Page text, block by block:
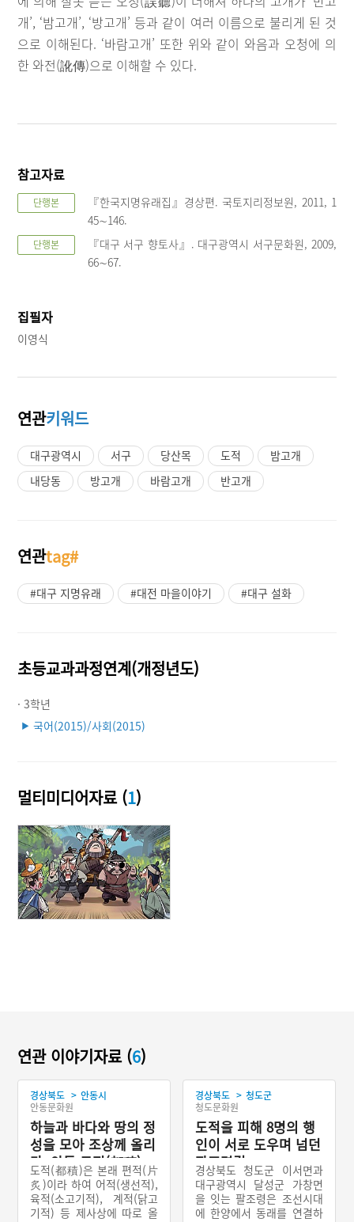
개’, ‘밤고개’, ‘방고개’ 등과 같이 여러 이름으로 불리게 된 것
으로 이해된다. ‘바람고개’ 또한 위와 같이 와음과 오청에 의
한 와전(訛傳)으로 이해할 수 있다.
참고자료
단행본
『한국지명유래집』경상편. 국토지리정보원, 2011, 1
45∼146.
단행본
『대구 서구 향토사』. 대구광역시 서구문화원, 2009,
66∼67.
집필자
이영식
연관키워드
대구광역시 서구 당산목 도적
밤고개
내당동
방고개 바람고개 반고개
연관tag#
#대구 지명유래 #대전 마을이야기 #대구 설화
초등교과과정연계(개정년도)
· 3학년
▶ 국어(2015)/사회(2015)
멀티미디어자료 (1)
연관 이야기자료 (6)
경상북도 > 안동시
안동문화원
하늘과 바다와 땅의 정
성을 모아 조상께 올리
다, 안동 도적(都積)
도적(都積)은 본래 편적(片
炙)이라 하여 어적(생선적),
육적(소고기적), 계적(닭고
기적) 등 제사상에 따로 올
경상북도 > 청도군
청도문화원
도적을 피해 8명의 행
인이 서로 도우며 넘던
팔조령길
경상북도 청도군 이서면과
대구광역시 달성군 가창면
을 잇는 팔조령은 조선시대
에 한양에서 동래를 연결하